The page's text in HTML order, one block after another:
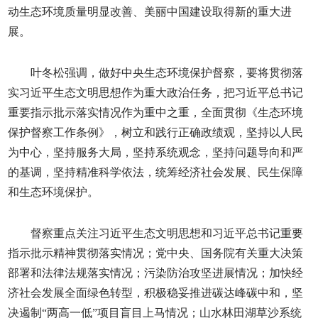
动生态环境质量明显改善、美丽中国建设取得新的重大进
展。
叶冬松强调，做好中央生态环境保护督察，要将贯彻落
实习近平生态文明思想作为重大政治任务，把习近平总书记
重要指示批示落实情况作为重中之重，全面贯彻《生态环境
保护督察工作条例》，树立和践行正确政绩观，坚持以人民
为中心，坚持服务大局，坚持系统观念，坚持问题导向和严
的基调，坚持精准科学依法，统筹经济社会发展、民生保障
和生态环境保护。
督察重点关注习近平生态文明思想和习近平总书记重要
指示批示精神贯彻落实情况；党中央、国务院有关重大决策
部署和法律法规落实情况；污染防治攻坚进展情况；加快经
济社会发展全面绿色转型，积极稳妥推进碳达峰碳中和，坚
决遏制“两高一低”项目盲目上马情况；山水林田湖草沙系统